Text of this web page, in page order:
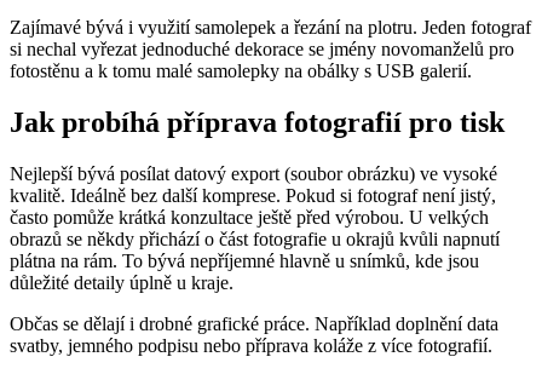
Zajímavé bývá i využití samolepek a řezání na plotru. Jeden fotograf
si nechal vyřezat jednoduché dekorace se jmény novomanželů pro
fotostěnu a k tomu malé samolepky na obálky s USB galerií.
Jak probíhá příprava fotografií pro tisk
Nejlepší bývá posílat datový export (soubor obrázku) ve vysoké
kvalitě. Ideálně bez další komprese. Pokud si fotograf není jistý,
často pomůže krátká konzultace ještě před výrobou. U velkých
obrazů se někdy přichází o část fotografie u okrajů kvůli napnutí
plátna na rám. To bývá nepříjemné hlavně u snímků, kde jsou
důležité detaily úplně u kraje.
Občas se dělají i drobné grafické práce. Například doplnění data
svatby, jemného podpisu nebo příprava koláže z více fotografií.